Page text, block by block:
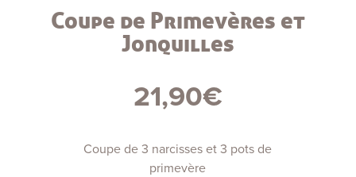
Coupe de Primevères et
Jonquilles
21,90€
Coupe de 3 narcisses et 3 pots de
primevère